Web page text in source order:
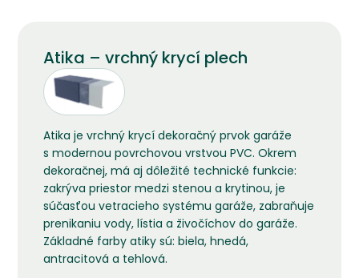
Atika – vrchný krycí plech
Atika je vrchný krycí dekoračný prvok garáže
s modernou povrchovou vrstvou PVC. Okrem
dekoračnej, má aj dôležité technické funkcie:
zakrýva priestor medzi stenou a krytinou, je
súčasťou vetracieho systému garáže, zabraňuje
prenikaniu vody, lístia a živočíchov do garáže.
Základné farby atiky sú: biela, hnedá,
antracitová a tehlová.